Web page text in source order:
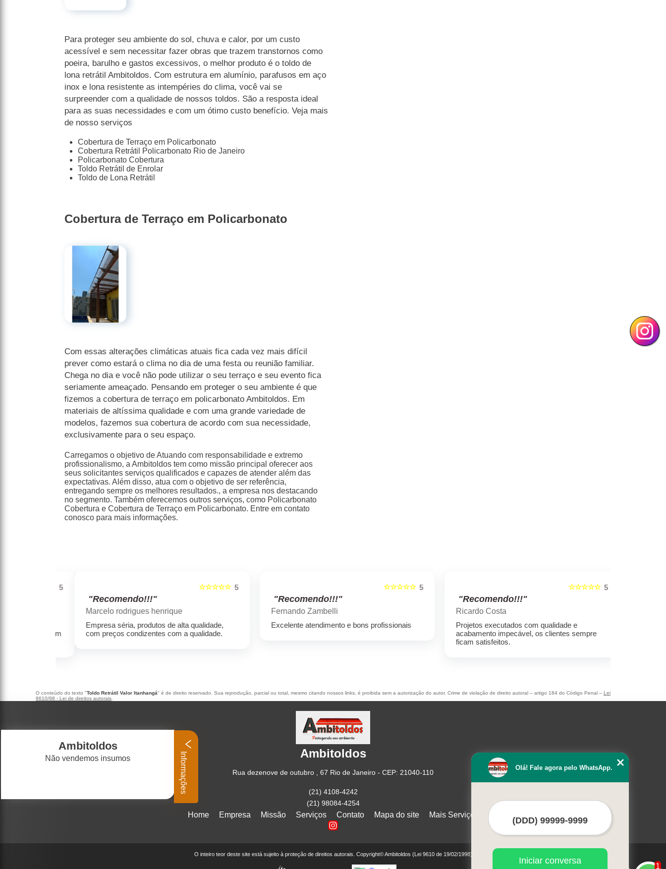
Para proteger seu ambiente do sol, chuva e calor, por um custo
acessível e sem necessitar fazer obras que trazem transtornos como
poeira, barulho e gastos excessivos, o melhor produto é o toldo de
lona retrátil Ambitoldos. Com estrutura em alumínio, parafusos em aço
inox e lona resistente as intempéries do clima, você vai se
surpreender com a qualidade de nossos toldos. São a resposta ideal
para as suas necessidades e com um ótimo custo benefício. Veja mais
de nosso serviços
Cobertura de Terraço em Policarbonato
Cobertura Retrátil Policarbonato Rio de Janeiro
Policarbonato Cobertura
Toldo Retrátil de Enrolar
Toldo de Lona Retrátil
Cobertura de Terraço em Policarbonato
Com essas alterações climáticas atuais fica cada vez mais difícil
prever como estará o clima no dia de uma festa ou reunião familiar.
Chega no dia e você não pode utilizar o seu terraço e seu evento fica
seriamente ameaçado. Pensando em proteger o seu ambiente é que
fizemos a cobertura de terraço em policarbonato Ambitoldos. Em
materiais de altíssima qualidade e com uma grande variedade de
modelos, fazemos sua cobertura de acordo com sua necessidade,
exclusivamente para o seu espaço.
Carregamos o objetivo de Atuando com responsabilidade e extremo
profissionalismo, a Ambitoldos tem como missão principal oferecer aos
seus solicitantes serviços qualificados e capazes de atender além das
expectativas. Além disso, atua com o objetivo de ser referência,
entregando sempre os melhores resultados., a empresa nos destacando
no segmento. Também oferecemos outros serviços, como Policarbonato
Cobertura e Cobertura de Terraço em Policarbonato. Entre em contato
conosco para mais informações.
5
☆☆☆☆☆
"Recomendo!!!"
Marcelo rodrigues henrique
Empresa séria, produtos de alta qualidade,
com preços condizentes com a qualidade.
5
☆☆☆☆☆
"Recomendo!!!"
Fernando Zambelli
Excelente atendimento e bons profissionais
5
☆☆☆☆☆
"Recomendo!!!"
Ricardo Costa
Projetos executados com qualidade e
acabamento impecável, os clientes sempre
ficam satisfeitos.
O conteúdo do texto "Toldo Retrátil Valor Itanhangá" é de direito reservado. Sua reprodução, parcial ou total, mesmo citando nossos links, é proibida sem a autorização do autor. Crime de violação de direito autoral – artigo 184 do Código Penal – Lei
9610/98 - Lei de direitos autorais.
Ambitoldos
Rua dezenove de outubro , 67 Rio de Janeiro - CEP: 21040-110
(21) 4108-4242
(21) 98084-4254
Home Empresa Missão Serviços Contato Mapa do site Mais Serviços
O inteiro teor deste site está sujeito à proteção de direitos autorais. Copyright© Ambitoldos (Lei 9610 de 19/02/1998)
1
Olá! Fale agora pelo WhatsApp.
Iniciar conversa
Ambitoldos
Não vendemos insumos Informações